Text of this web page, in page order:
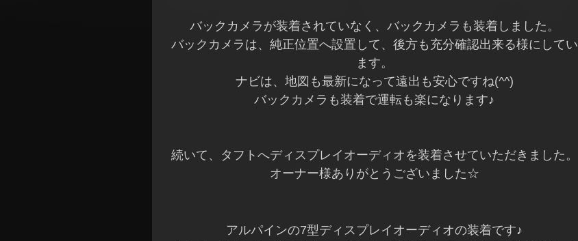
バックカメラが装着されていなく、バックカメラも装着しました。
バックカメラは、純正位置へ設置して、後方も充分確認出来る様にしてい
ます。
ナビは、地図も最新になって遠出も安心ですね(^^)
バックカメラも装着で運転も楽になります♪
続いて、タフトへディスプレイオーディオを装着させていただきました。
オーナー様ありがとうございました☆
アルパインの7型ディスプレイオーディオの装着です♪